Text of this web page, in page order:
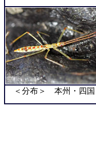
＜分布＞ 本州・四国